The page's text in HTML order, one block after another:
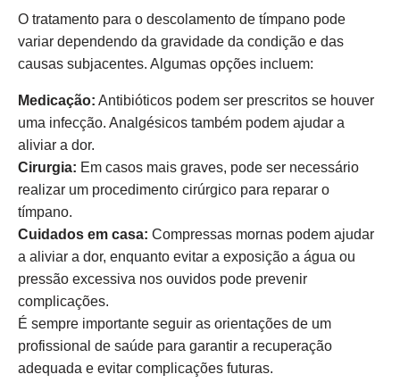
O tratamento para o descolamento de tímpano pode
variar dependendo da gravidade da condição e das
causas subjacentes. Algumas opções incluem:
Medicação: Antibióticos podem ser prescritos se houver
uma infecção. Analgésicos também podem ajudar a
aliviar a dor.
Cirurgia: Em casos mais graves, pode ser necessário
realizar um procedimento cirúrgico para reparar o
tímpano.
Cuidados em casa: Compressas mornas podem ajudar
a aliviar a dor, enquanto evitar a exposição a água ou
pressão excessiva nos ouvidos pode prevenir
complicações.
É sempre importante seguir as orientações de um
profissional de saúde para garantir a recuperação
adequada e evitar complicações futuras.